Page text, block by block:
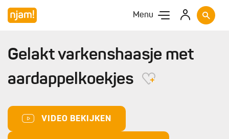
Menu
Gelakt varkenshaasje met
aardappelkoekjes
VIDEO BEKIJKEN